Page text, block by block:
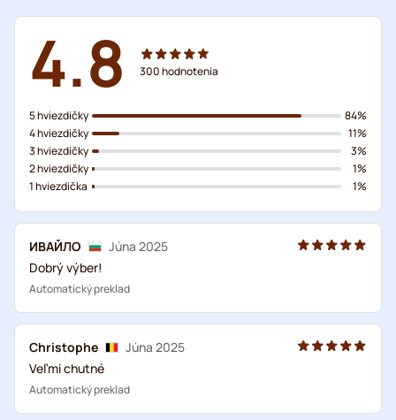
4.8 300hodnotenia
5 hviezdičky
4 hviezdičky
3 hviezdičky
2 hviezdičky
1 hviezdička
84%
11%
3%
1%
1%
ИВАЙЛО
Júna 2025
Dobrý výber!
Automatický preklad
Christophe
Júna 2025
Veľmi chutné
Automatický preklad